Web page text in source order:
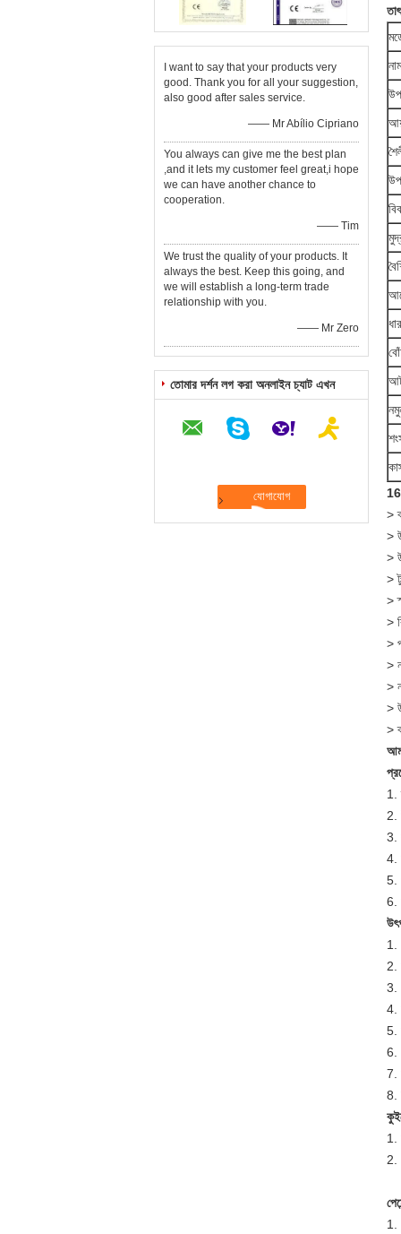
I want to say that your products very
good. Thank you for all your suggestion,
also good after sales service.
—— Mr Abílio Cipriano
You always can give me the best plan
,and it lets my customer feel great,i hope
we can have another chance to
cooperation.
—— Tim
We trust the quality of your products. It
always the best. Keep this going, and
we will establish a long-term trade
relationship with you.
—— Mr Zero
তোমার দর্শন লগ করা অনলাইন চ্যাট এখন
নাম
>
>
>
>
>
>
>
>
>
>
>
1.
2.
3.
4.
5.
6.
1.
2.
3.
4.
5.
6.
7.
8.
1.
2.
1.